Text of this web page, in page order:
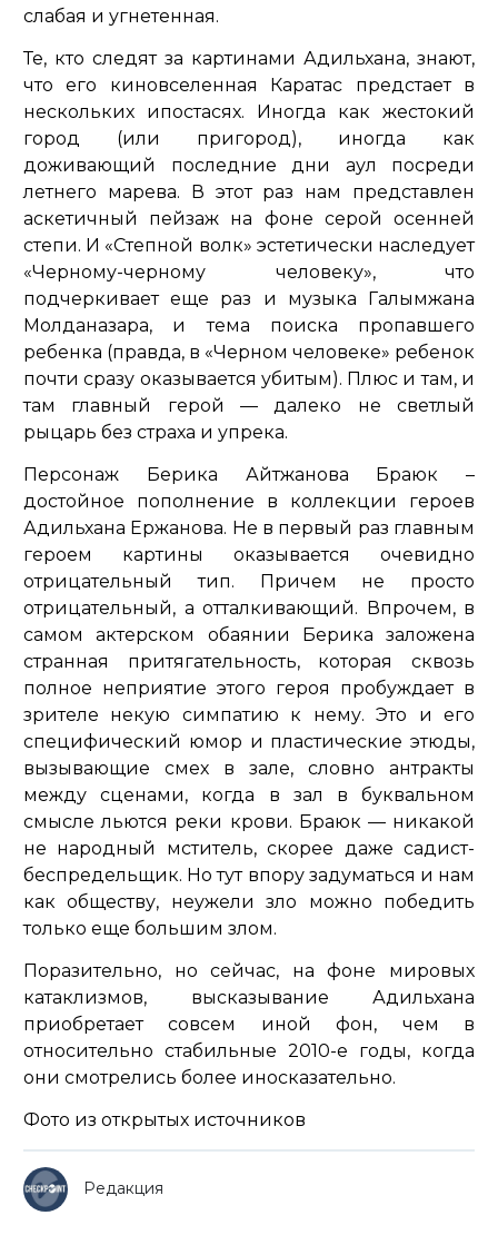
слабая и угнетенная.
Те, кто следят за картинами Адильхана, знают,
что его киновселенная Каратас предстает в
нескольких ипостасях. Иногда как жестокий
город (или пригород), иногда как
доживающий последние дни аул посреди
летнего марева. В этот раз нам представлен
аскетичный пейзаж на фоне серой осенней
степи. И «Степной волк» эстетически наследует
«Черному-черному человеку», что
подчеркивает еще раз и музыка Галымжана
Молданазара, и тема поиска пропавшего
ребенка (правда, в «Черном человеке» ребенок
почти сразу оказывается убитым). Плюс и там, и
там главный герой — далеко не светлый
рыцарь без страха и упрека.
Персонаж Берика Айтжанова Браюк –
достойное пополнение в коллекции героев
Адильхана Ержанова. Не в первый раз главным
героем картины оказывается очевидно
отрицательный тип. Причем не просто
отрицательный, а отталкивающий. Впрочем, в
самом актерском обаянии Берика заложена
странная притягательность, которая сквозь
полное неприятие этого героя пробуждает в
зрителе некую симпатию к нему. Это и его
специфический юмор и пластические этюды,
вызывающие смех в зале, словно антракты
между сценами, когда в зал в буквальном
смысле льются реки крови. Браюк — никакой
не народный мститель, скорее даже садист-
беспредельщик. Но тут впору задуматься и нам
как обществу, неужели зло можно победить
только еще большим злом.
Поразительно, но сейчас, на фоне мировых
катаклизмов, высказывание Адильхана
приобретает совсем иной фон, чем в
относительно стабильные 2010-е годы, когда
они смотрелись более иносказательно.
Фото из открытых источников
Редакция